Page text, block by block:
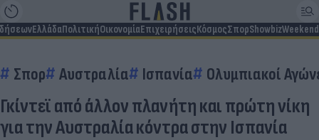
ΕλλάδαΠολιτικήΟικονομίαΕπιχειρήσειςΚόσμοςΣπορShowbizWeekend
Σπορ Αυστραλία Ισπανία Ολυμπιακοί
Γκίντεϊ από άλλον πλανήτη και πρώτη νίκη
για την Αυστραλία κόντρα στην Ισπανία